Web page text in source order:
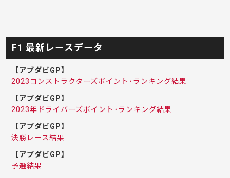
F1 最新レースデータ
【アブダビGP】
2023コンストラクターズポイント･ランキング結果
【アブダビGP】
2023年ドライバーズポイント･ランキング結果
【アブダビGP】
決勝レース結果
【アブダビGP】
予選結果